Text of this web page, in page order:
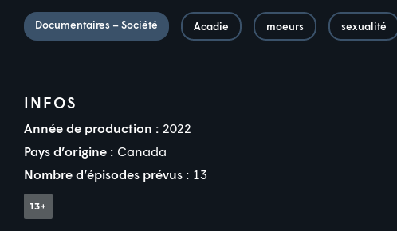
Documentaires – Société Acadie moeurs sexualité
INFOS
Année de production : 2022
Pays d’origine : Canada
Nombre d’épisodes prévus : 13